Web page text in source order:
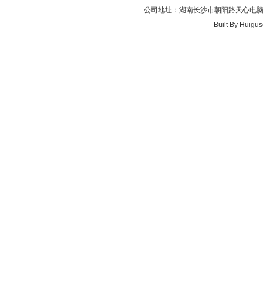
公司地址：湖南长沙市朝阳路天心电
Built By